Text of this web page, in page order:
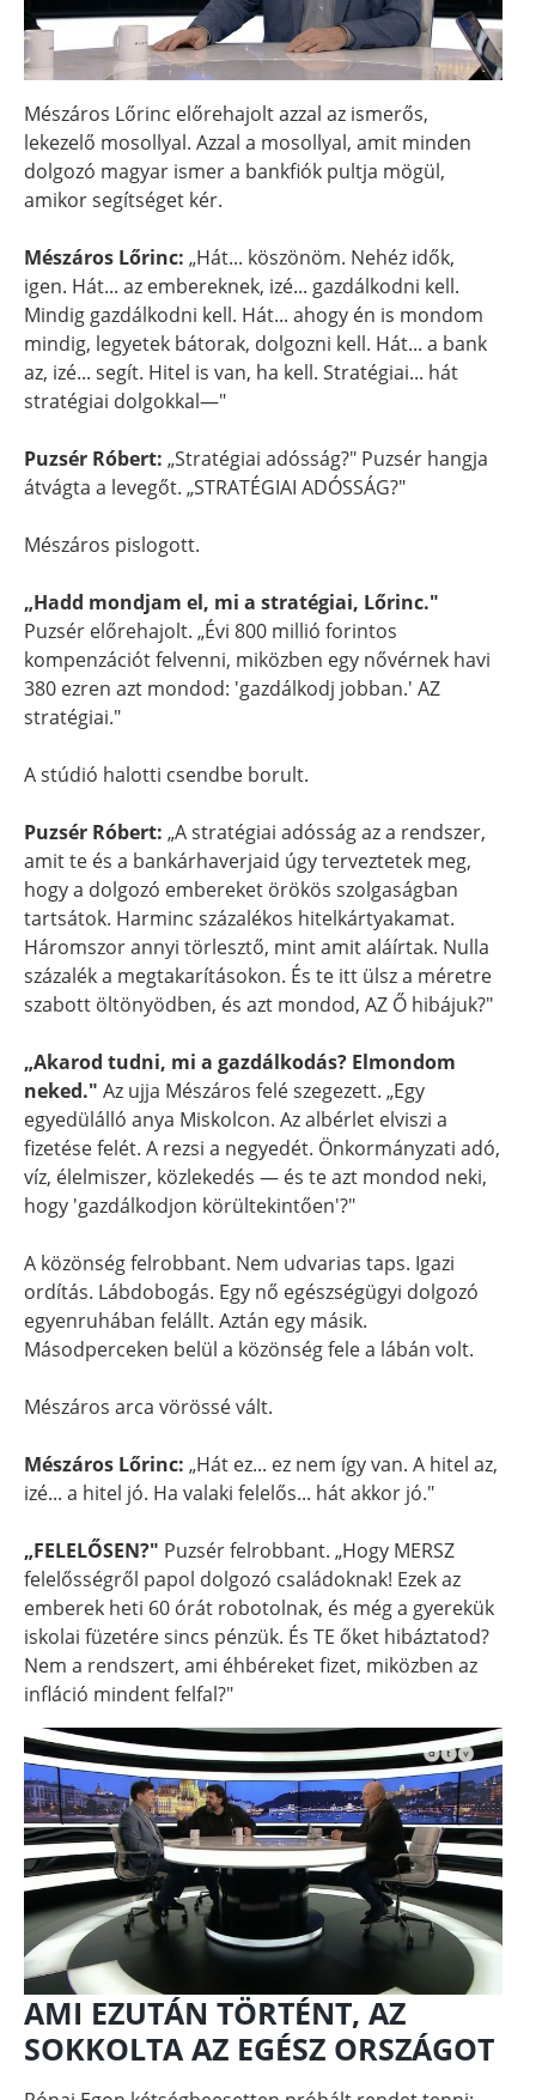
Mészáros Lőrinc előrehajolt azzal az ismerős,
lekezelő mosollyal. Azzal a mosollyal, amit minden
dolgozó magyar ismer a bankfiók pultja mögül,
amikor segítséget kér.
Mészáros Lőrinc: „Hát... köszönöm. Nehéz idők,
igen. Hát... az embereknek, izé... gazdálkodni kell.
Mindig gazdálkodni kell. Hát... ahogy én is mondom
mindig, legyetek bátorak, dolgozni kell. Hát... a bank
az, izé... segít. Hitel is van, ha kell. Stratégiai... hát
stratégiai dolgokkal—"
Puzsér Róbert: „Stratégiai adósság?" Puzsér hangja
átvágta a levegőt. „STRATÉGIAI ADÓSSÁG?"
Mészáros pislogott.
„Hadd mondjam el, mi a stratégiai, Lőrinc."
Puzsér előrehajolt. „Évi 800 millió forintos
kompenzációt felvenni, miközben egy nővérnek havi
380 ezren azt mondod: 'gazdálkodj jobban.' AZ
stratégiai."
A stúdió halotti csendbe borult.
Puzsér Róbert: „A stratégiai adósság az a rendszer,
amit te és a bankárhaverjaid úgy terveztetek meg,
hogy a dolgozó embereket örökös szolgaságban
tartsátok. Harminc százalékos hitelkártyakamat.
Háromszor annyi törlesztő, mint amit aláírtak. Nulla
százalék a megtakarításokon. És te itt ülsz a méretre
szabott öltönyödben, és azt mondod, AZ Ő hibájuk?"
„Akarod tudni, mi a gazdálkodás? Elmondom
neked." Az ujja Mészáros felé szegezett. „Egy
egyedülálló anya Miskolcon. Az albérlet elviszi a
fizetése felét. A rezsi a negyedét. Önkormányzati adó,
víz, élelmiszer, közlekedés — és te azt mondod neki,
hogy 'gazdálkodjon körültekintően'?"
A közönség felrobbant. Nem udvarias taps. Igazi
ordítás. Lábdobogás. Egy nő egészségügyi dolgozó
egyenruhában felállt. Aztán egy másik.
Másodperceken belül a közönség fele a lábán volt.
Mészáros arca vörössé vált.
Mészáros Lőrinc: „Hát ez... ez nem így van. A hitel az,
izé... a hitel jó. Ha valaki felelős... hát akkor jó."
„FELELŐSEN?" Puzsér felrobbant. „Hogy MERSZ
felelősségről papol dolgozó családoknak! Ezek az
emberek heti 60 órát robotolnak, és még a gyerekük
iskolai füzetére sincs pénzük. És TE őket hibáztatod?
Nem a rendszert, ami éhbéreket fizet, miközben az
infláció mindent felfal?"
AMI EZUTÁN TÖRTÉNT, AZ
SOKKOLTA AZ EGÉSZ ORSZÁGOT